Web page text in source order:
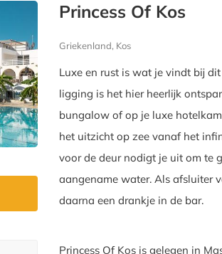
Princess Of Kos
Griekenland, Kos
Luxe en rust is wat je vindt bij
ligging is het hier heerlijk
bungalow of op je luxe
het uitzicht op zee vanaf het
voor de deur nodigt je uit om te
aangename water. Als afsluiter
daarna een drankje in de bar.
Princess Of Kos is gelegen in